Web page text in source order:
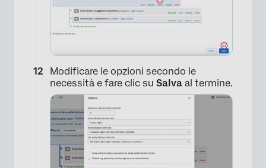
Modificare le opzioni secondo le
necessità e fare clic su Salva al termine.